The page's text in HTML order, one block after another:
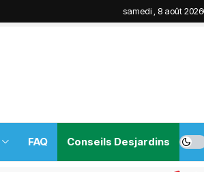
samedi , 8 août 2026
FAQ Conseils Desjardins